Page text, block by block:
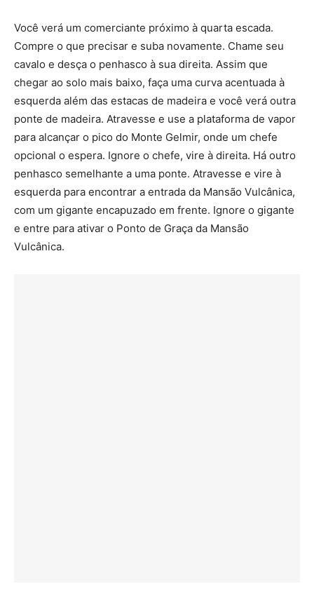
Você verá um comerciante próximo à quarta escada.
Compre o que precisar e suba novamente. Chame seu
cavalo e desça o penhasco à sua direita. Assim que
chegar ao solo mais baixo, faça uma curva acentuada à
esquerda além das estacas de madeira e você verá outra
ponte de madeira. Atravesse e use a plataforma de vapor
para alcançar o pico do Monte Gelmir, onde um chefe
opcional o espera. Ignore o chefe, vire à direita. Há outro
penhasco semelhante a uma ponte. Atravesse e vire à
esquerda para encontrar a entrada da Mansão Vulcânica,
com um gigante encapuzado em frente. Ignore o gigante
e entre para ativar o Ponto de Graça da Mansão
Vulcânica.